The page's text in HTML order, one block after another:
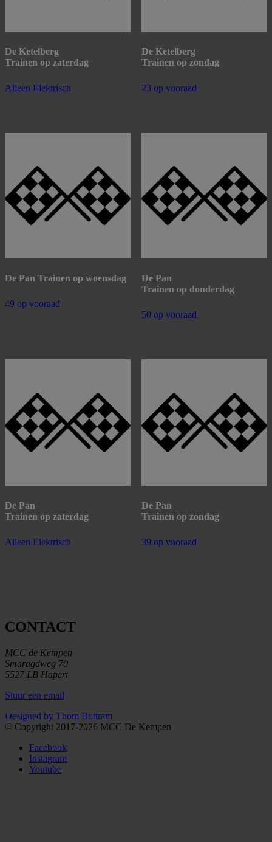
De Ketelberg
Trainen op zaterdag
Alleen Elektrisch
De Ketelberg
Trainen op zondag
23 op vooraad
De Pan Trainen op woensdag
49 op vooraad
De Pan
Trainen op donderdag
50 op vooraad
De Pan
Trainen op zaterdag
Alleen Elektrisch
De Pan
Trainen op zondag
39 op vooraad
CONTACT
MCC de Kempen
Smaragdweg 70
5527 LB Hapert
Stuur een email
Designed by Thom Bottram
© Copyright 2017-2026 MCC De Kempen
Facebook
Instagram
Youtube